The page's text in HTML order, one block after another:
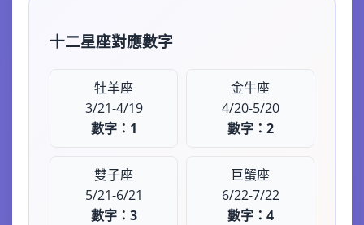
十二星座對應數字
牡羊座
3/21-4/19
數字：1
金牛座
4/20-5/20
數字：2
雙子座
5/21-6/21
數字：3
巨蟹座
6/22-7/22
數字：4